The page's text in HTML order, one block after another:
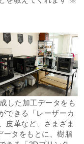
した加工データをも
できる「レーザーカ
皮革など、さまざま
ータをもとに、樹脂